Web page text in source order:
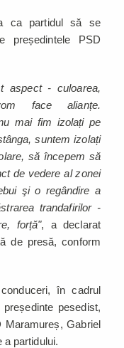
ca partidul să se
președintele PSD
aspect - culoarea,
face alianțe.
mai fim izolați pe
suntem izolați
să începem să
de vedere al zonei
şi o regândire a
trandafirilor -
forță", a declarat
de presă, conform
în cadrul
pesedist,
Maramureș, Gabriel
a partidului.